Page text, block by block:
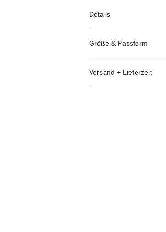
Details
Größe & Passform
Versand + Lieferzeit